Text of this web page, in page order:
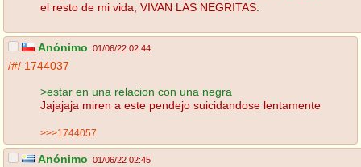
el resto de mi vida, VIVAN LAS NEGRITAS.
Anónimo 01/06/22 02:44
/#/ 1744037
>estar en una relacion con una negra
Jajajaja miren a este pendejo suicidandose lentamente
>>>1744057
Anónimo 01/06/22 02:45